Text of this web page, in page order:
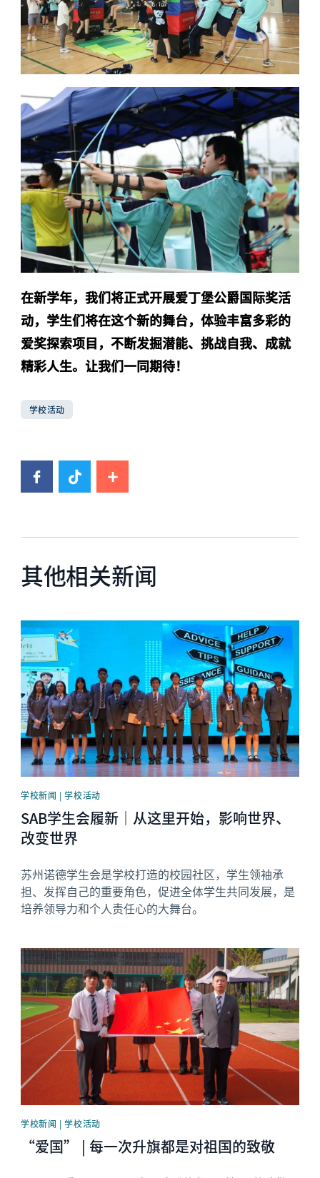
在新学年，我们将正式开展爱丁堡公爵国际奖活
动，学生们将在这个新的舞台，体验丰富多彩的
爱奖探索项目，不断发掘潜能、挑战自我、成就
精彩人生。让我们一同期待！
学校活动
其他相关新闻
News image
学校新闻 | 学校活动
SAB学生会履新｜从这里开始，影响世界、
改变世界
苏州诺德学生会是学校打造的校园社区，学生领袖承
担、发挥自己的重要角色，促进全体学生共同发展，是
培养领导力和个人责任心的大舞台。
News image
学校新闻 | 学校活动
“爱国” | 每一次升旗都是对祖国的致敬